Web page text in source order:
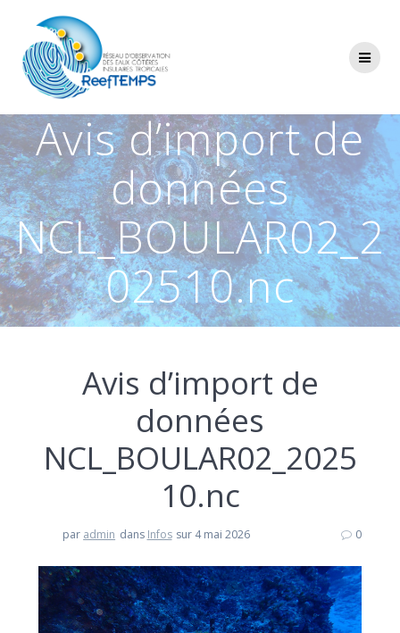
Avis d’import de
données
NCL_BOULAR02_2
02510.nc
Avis d’import de
données
NCL_BOULAR02_2025
10.nc
par admin dans Infos sur 4 mai 2026 0